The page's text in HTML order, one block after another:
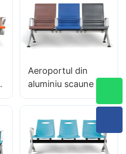
pentru clinici &
Saloane OEM
Producător Hewei
Aeroportul din
aluminiu scaune de
așteptare scaune
OEM Soluții pentru
aeroporturi LC125
Producător Hewei